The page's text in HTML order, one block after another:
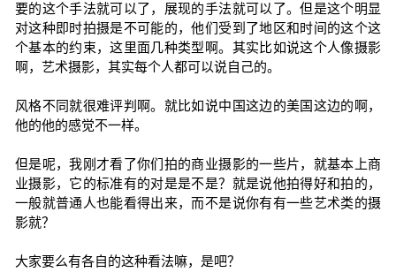
要的这个手法就可以了，展现的手法就可以了。但是这个明显
对这种即时拍摄是不可能的，他们受到了地区和时间的这个这
个基本的约束，这里面几种类型啊。其实比如说这个人像摄影
啊，艺术摄影，其实每个人都可以说自己的。
风格不同就很难评判啊。就比如说中国这边的美国这边的啊，
他的他的感觉不一样。
但是呢，我刚才看了你们拍的商业摄影的一些片，就基本上商
业摄影，它的标准有的对是是不是？就是说他拍得好和拍的，
一般就普通人也能看得出来，而不是说你有有一些艺术类的摄
影就？
大家要么有各自的这种看法嘛，是吧？